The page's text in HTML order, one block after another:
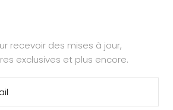
recevoir des mises à jour,
exclusives et plus encore.